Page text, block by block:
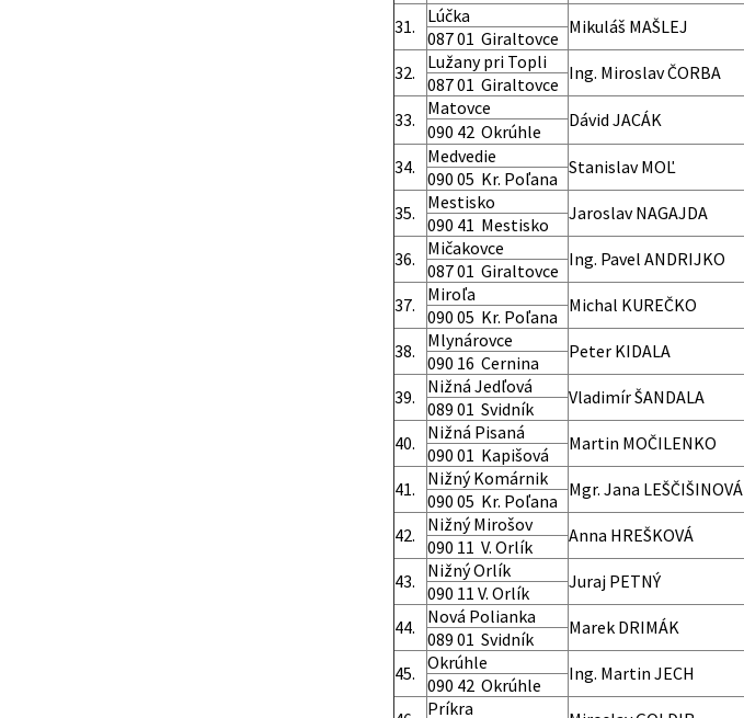
31.
Lúčka Mikuláš MAŠLEJ
087 01 Giraltovce
32.
Lužany pri Topli Ing. Miroslav ČORBA
087 01 Giraltovce
33.
Matovce
Dávid JACÁK
090 42 Okrúhle
34.
Medvedie Stanislav MOĽ
090 05 Kr. Poľana
35.
Mestisko Jaroslav NAGAJDA
090 41 Mestisko
36.
Mičakovce Ing. Pavel ANDRIJKO
087 01 Giraltovce
37.
Miroľa Michal KUREČKO
090 05 Kr. Poľana
38.
Mlynárovce Peter KIDALA
090 16 Cernina
39.
Nižná Jedľová Vladimír ŠANDALA
089 01 Svidník
40.
Nižná Pisaná Martin MOČILENKO
090 01 Kapišová
41.
Nižný Komárnik Mgr. Jana LEŠČIŠINOVÁ
090 05 Kr. Poľana
42.
Nižný Mirošov Anna HREŠKOVÁ
090 11 V. Orlík
43.
Nižný Orlík Juraj PETNÝ
090 11 V. Orlík
44.
Nová Polianka Marek DRIMÁK
089 01 Svidník
45. Okrúhle Ing. Martin JECH
090 42 Okrúhle
Príkra